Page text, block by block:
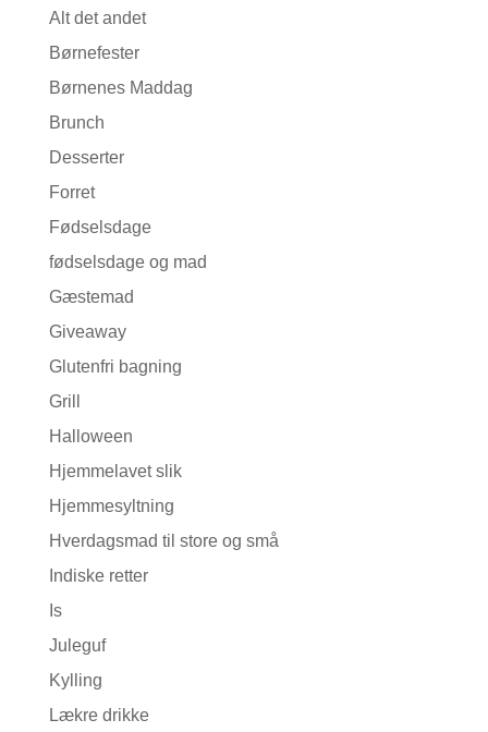
Alt det andet
Børnefester
Børnenes Maddag
Brunch
Desserter
Forret
Fødselsdage
fødselsdage og mad
Gæstemad
Giveaway
Glutenfri bagning
Grill
Halloween
Hjemmelavet slik
Hjemmesyltning
Hverdagsmad til store og små
Indiske retter
Is
Juleguf
Kylling
Lækre drikke